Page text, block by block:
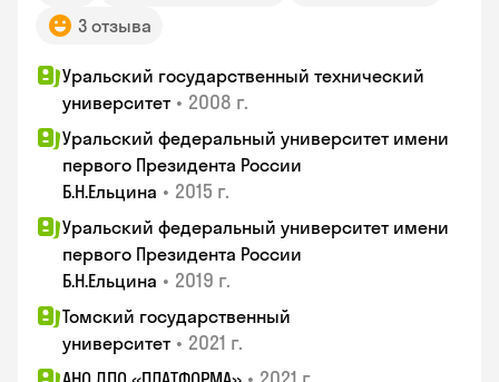
3 отзыва
Уральский государственный технический
университет • 2008 г.
Уральский федеральный университет имени
первого Президента России
Б.Н.Ельцина • 2015 г.
Уральский федеральный университет имени
первого Президента России
Б.Н.Ельцина • 2019 г.
Томский государственный
университет • 2021 г.